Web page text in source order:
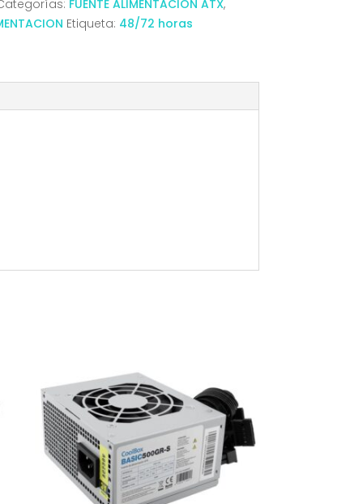
FUENTE ALIMENTACION ATX,
Etiqueta: 48/72 horas